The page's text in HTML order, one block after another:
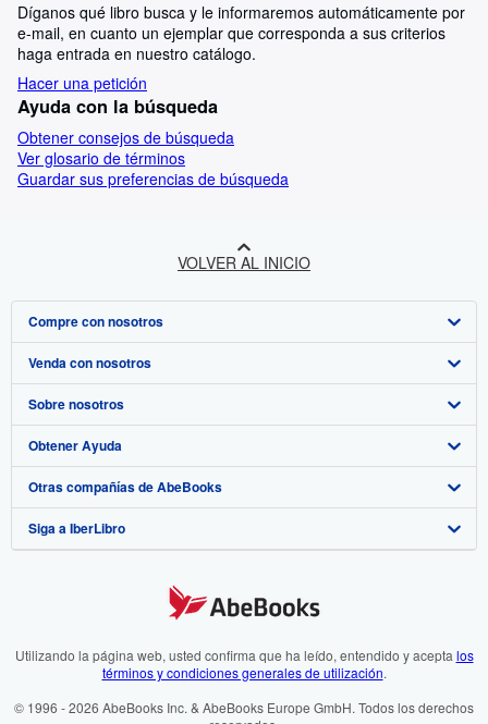
Díganos qué libro busca y le informaremos automáticamente por
e-mail, en cuanto un ejemplar que corresponda a sus criterios
haga entrada en nuestro catálogo.
Hacer una petición
Ayuda con la búsqueda
Obtener consejos de búsqueda
Ver glosario de términos
Guardar sus preferencias de búsqueda
VOLVER AL INICIO
Compre con nosotros
Búsqueda avanzada
Colecciones
Mi cuenta
Mis pedidos
Ver carrito
Venda con nosotros
Comenzar a vender
Únase a nuestro programa de afiliados
Recomiende un vendedor
Sobre nosotros
Sobre IberLibro
Medios
Empleo
Preferencias de cookies
Aviso de cookies
Obtener Ayuda
Preguntas frecuentes y guías
Atención al Cliente
Otras compañías de AbeBooks
AbeBooks.com
AbeBooks.fr
Siga a IberLibro
Utilizando la página web, usted confirma que ha leído, entendido y acepta los
términos y condiciones generales de utilización.
© 1996 - 2026 AbeBooks Inc. & AbeBooks Europe GmbH. Todos los derechos